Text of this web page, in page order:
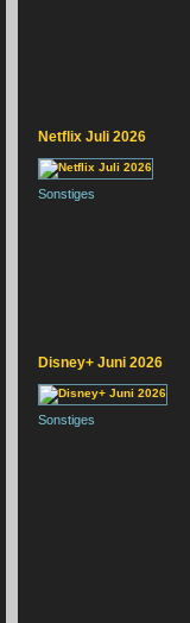
Netflix Juli 2026
Sonstiges
Disney+ Juni 2026
Sonstiges